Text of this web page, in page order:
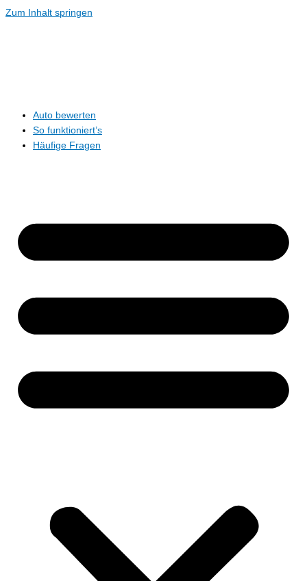
Zum Inhalt springen
Auto bewerten
So funktioniert’s
Häufige Fragen